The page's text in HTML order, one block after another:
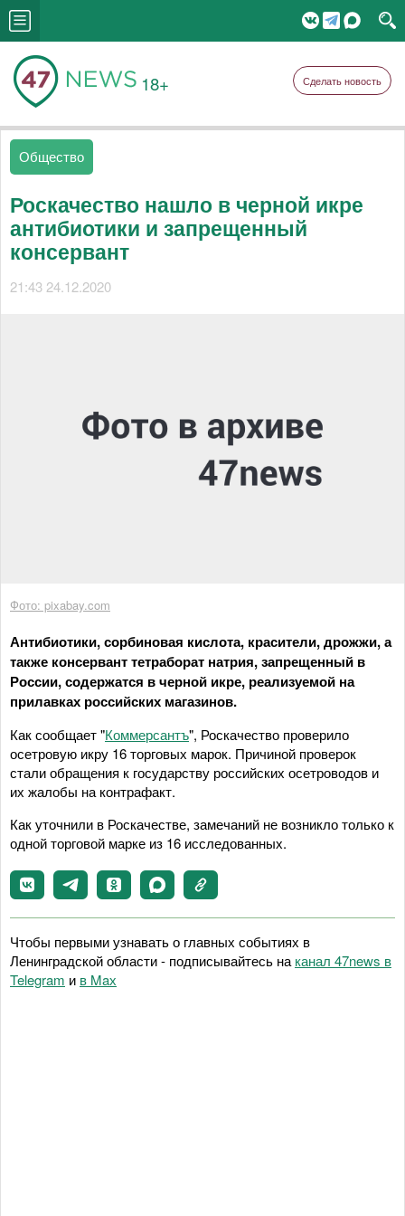
18+ Сделать новость
Общество
Роскачество нашло в черной икре
антибиотики и запрещенный
консервант
21:43 24.12.2020
Фото: pixabay.com
Антибиотики, сорбиновая кислота, красители, дрожжи, а
также консервант тетраборат натрия, запрещенный в
России, содержатся в черной икре, реализуемой на
прилавках российских магазинов.
Как сообщает "Коммерсантъ", Роскачество проверило
осетровую икру 16 торговых марок. Причиной проверок
стали обращения к государству российских осетроводов и
их жалобы на контрафакт.
Как уточнили в Роскачестве, замечаний не возникло только к
одной торговой марке из 16 исследованных.
Чтобы первыми узнавать о главных событиях в
Ленинградской области - подписывайтесь на канал 47news в
Telegram и в Maх